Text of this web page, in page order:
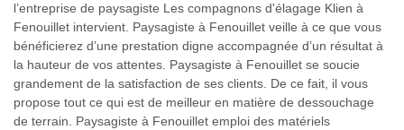
l’entreprise de paysagiste Les compagnons d'élagage Klien à
Fenouillet intervient. Paysagiste à Fenouillet veille à ce que vous
bénéficierez d’une prestation digne accompagnée d’un résultat à
la hauteur de vos attentes. Paysagiste à Fenouillet se soucie
grandement de la satisfaction de ses clients. De ce fait, il vous
propose tout ce qui est de meilleur en matière de dessouchage
de terrain. Paysagiste à Fenouillet emploi des matériels